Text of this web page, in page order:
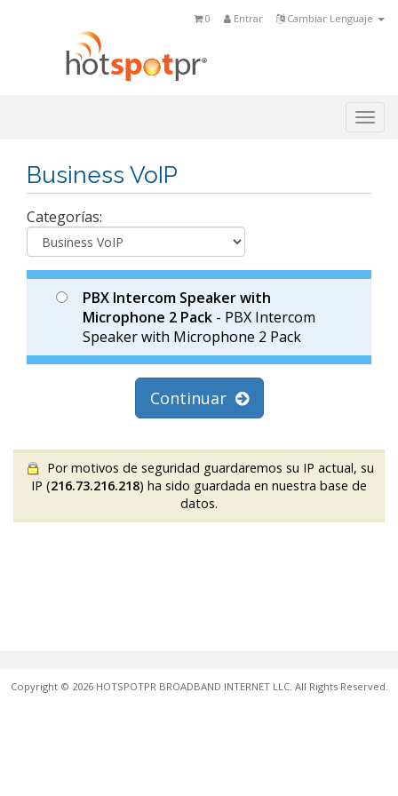
Cambiar Lenguaje
Entrar
0
Business VoIP
Categorías:
PBX Intercom Speaker with
Microphone 2 Pack - PBX Intercom
Speaker with Microphone 2 Pack
Continuar
Por motivos de seguridad guardaremos su IP actual, su
IP (216.73.216.218) ha sido guardada en nuestra base de
datos.
Copyright © 2026 HOTSPOTPR BROADBAND INTERNET LLC. All Rights Reserved.